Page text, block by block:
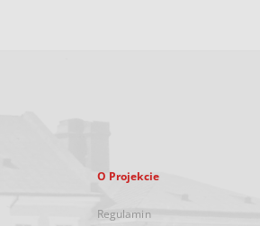
O Projekcie
Regulamin